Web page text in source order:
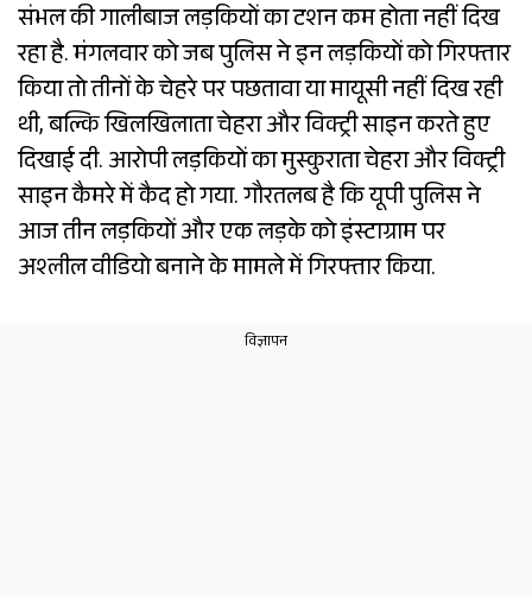
संभल की गालीबाज लड़कियों का टशन कम होता नहीं दिख
रहा है. मंगलवार को जब पुलिस ने इन लड़कियों को गिरफ्तार
किया तो तीनों के चेहरे पर पछतावा या मायूसी नहीं दिख रही
थी, बल्कि खिलखिलाता चेहरा और विक्ट्री साइन करते हुए
दिखाई दी. आरोपी लड़कियों का मुस्कुराता चेहरा और विक्ट्री
साइन कैमरे में कैद हो गया. गौरतलब है कि यूपी पुलिस ने
आज तीन लड़कियों और एक लड़के को इंस्टाग्राम पर
अश्लील वीडियो बनाने के मामले में गिरफ्तार किया.